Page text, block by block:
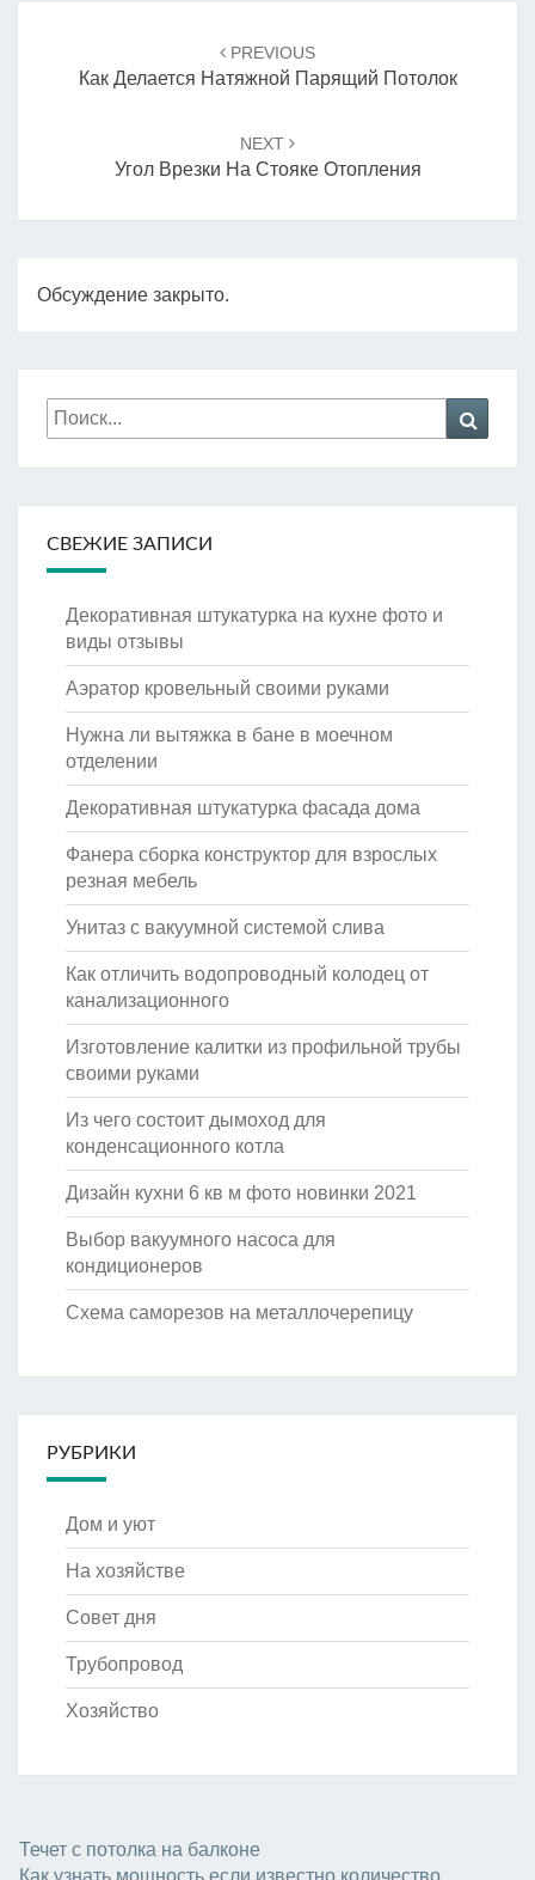
записям
PREVIOUS
Как Делается Натяжной Парящий Потолок
NEXT
Угол Врезки На Стояке Отопления
Обсуждение закрыто.
Искать:
СВЕЖИЕ ЗАПИСИ
Декоративная штукатурка на кухне фото и
виды отзывы
Аэратор кровельный своими руками
Нужна ли вытяжка в бане в моечном
отделении
Декоративная штукатурка фасада дома
Фанера сборка конструктор для взрослых
резная мебель
Унитаз с вакуумной системой слива
Как отличить водопроводный колодец от
канализационного
Изготовление калитки из профильной трубы
своими руками
Из чего состоит дымоход для
конденсационного котла
Дизайн кухни 6 кв м фото новинки 2021
Выбор вакуумного насоса для
кондиционеров
Схема саморезов на металлочерепицу
РУБРИКИ
Дом и уют
На хозяйстве
Совет дня
Трубопровод
Хозяйство
Течет с потолка на балконе
Как узнать мощность если известно количество